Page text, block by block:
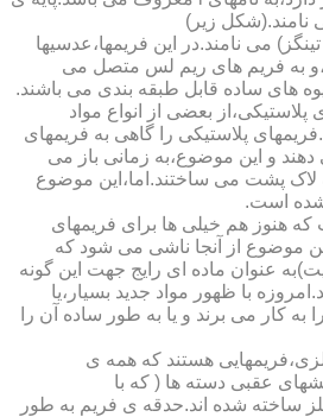
نامند.(شکل زیر)
می نامند.در این فریمها،عدسیها
به فریم های ریم لس متصل می
های ساده قابل طبقه بندی می باشند.
بعضی از انواع مواد
پلاستیکی را گاهی به فریمهای
و این موضوع،به زمانی باز می
لاک پشت می ساختند.اما،این موضوع
شده است.
هنوز هم خیلی ها برای فریمهای
موضوع از آنجا ناشی می شود که
عنوان ماده ای رایج جهت این گونه
با ظهور مواد جدید بسیار،یا
به کار می برند و یا به طور ساده آن را
هستند که همه ی
عقبی دسته ها ( که با
ساخته شده اند.حدقه ی فریم به طور